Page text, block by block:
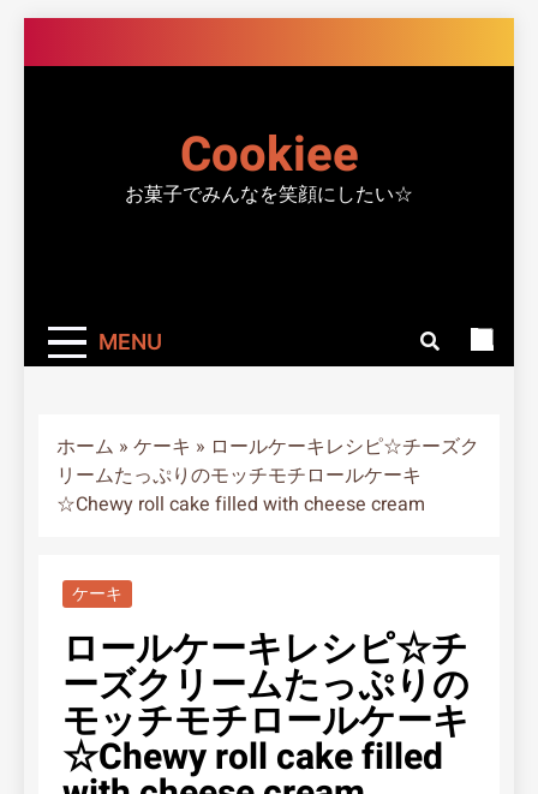
to
Cookiee
お菓子でみんなを笑顔にしたい☆
MENU
ホーム » ケーキ » ロールケーキレシピ☆チーズク
リームたっぷりのモッチモチロールケーキ
☆Chewy roll cake filled with cheese cream
ケーキ
ロールケーキレシピ☆チ
ーズクリームたっぷりの
モッチモチロールケーキ
☆Chewy roll cake filled